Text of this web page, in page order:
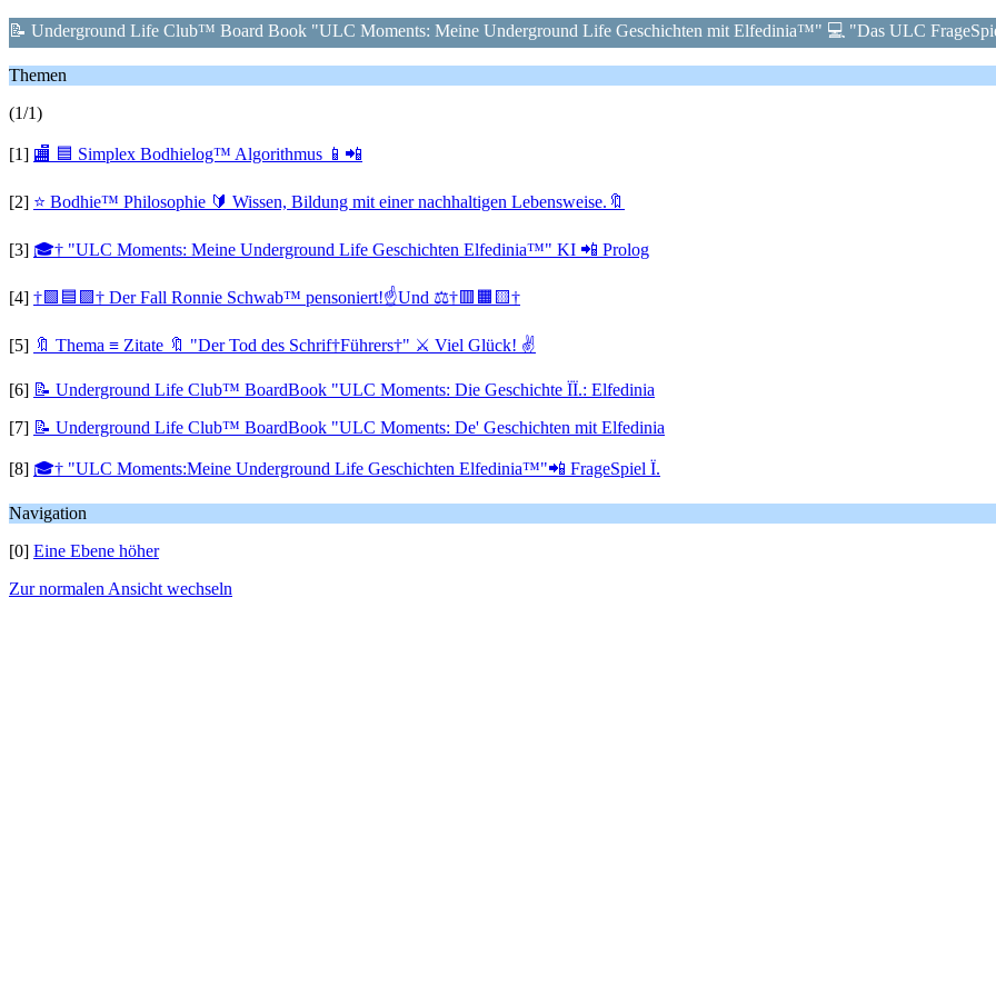
📝 Underground Life Club™ Board Book "ULC Moments: Meine Underground Life Geschichten mit Elfedinia™" 💻 "Das ULC
Themen
(1/1)
[1] 🏬 🟦 Simplex Bodhielog™ Algorithmus 📱📲
[2] ⭐️ Bodhie™ Philosophie 🔰 Wissen, Bildung mit einer nachhaltigen Lebensweise.🔖
[3] 🎓† "ULC Moments: Meine Underground Life Geschichten Elfedinia™" KI 📲 Prolog
[4] †🟩🟦🟪† Der Fall Ronnie Schwab™ pensoniert!☝Und ⚖️†🟥🟧🟨†
[5] 🔖 Thema ≡ Zitate 🔖 "Der Tod des Schrif†Führers†" ⚔ Viel Glück! ✌
[6] 📝 Underground Life Club™ BoardBook "ULC Moments: Die Geschichte ÏÏ.: Elfedinia
[7] 📝 Underground Life Club™ BoardBook "ULC Moments: De' Geschichten mit Elfedinia
[8] 🎓† "ULC Moments:Meine Underground Life Geschichten Elfedinia™"📲 FrageSpiel Ï.
Navigation
[0] Eine Ebene höher
Zur normalen Ansicht wechseln